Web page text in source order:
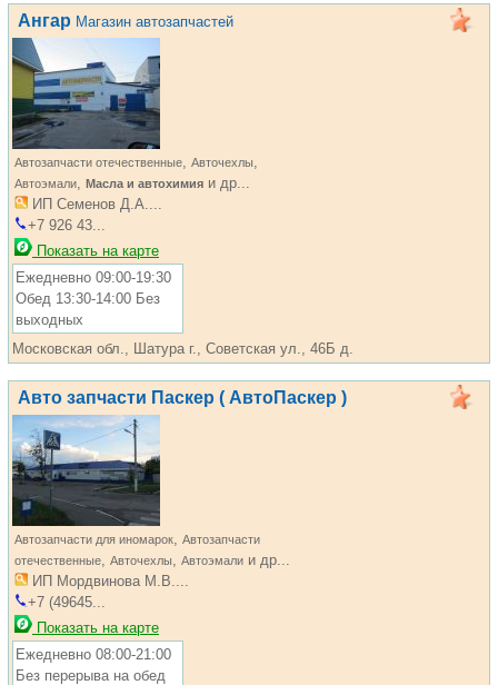
Ангар Магазин автозапчастей
Автозапчасти отечественные, Авточехлы,
Автоэмали, Масла и автохимия и др...
ИП Семенов Д.А....
+7 926 43...
Показать на карте
Ежедневно 09:00-19:30
Обед 13:30-14:00 Без
выходных
Московская обл., Шатура г., Советская ул., 46Б д.
Авто запчасти Паскер ( АвтоПаскер )
Автозапчасти для иномарок, Автозапчасти
отечественные, Авточехлы, Автоэмали и др...
ИП Мордвинова М.В....
+7 (49645...
Показать на карте
Ежедневно 08:00-21:00
Без перерыва на обед